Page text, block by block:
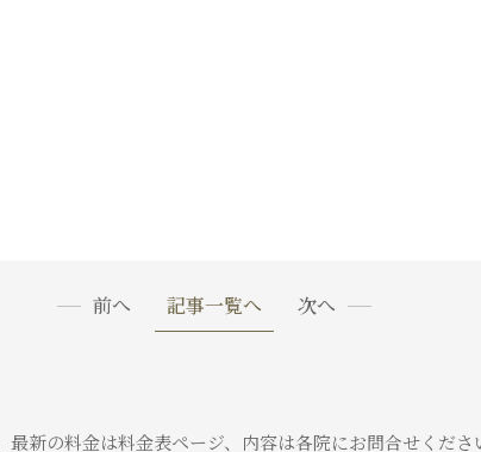
前へ 記事一覧へ 次へ
最新の料金は料金表ページ、内容は各院にお問合せくださ